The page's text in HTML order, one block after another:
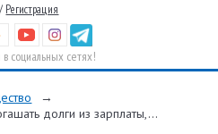
/ Регистрация
социальных сетях!
→
долги из зарплаты,...